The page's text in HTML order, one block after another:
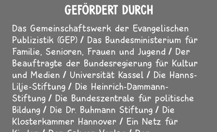
GEFÖRDERT DURCH
Das Gemeinschaftswerk der Evangelischen
Publizistik (GEP)
Das Bundesministerium für
Familie, Senioren, Frauen und Jugend
Der
Beauftragte der Bundesregierung für Kultur
und Medien
Universität Kassel
Die Hanns-
Lilje-Stiftung
Die Heinrich-Dammann-
Stiftung
Die Bundeszentrale für politische
Bildung
Die Dr. Buhmann Stiftung
Die
Klosterkammer Hannover
Ein Netz für